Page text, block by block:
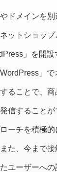
ドメインを別
ットショッ
」を開設
」で
ることで、
信すること
ーチを積極
た、今まで
ユーザーへ